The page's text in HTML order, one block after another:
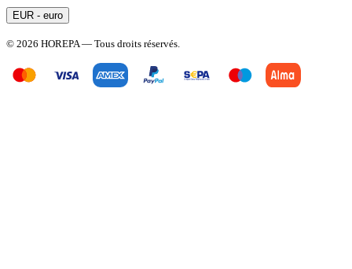
EUR - euro
© 2026 HOREPA — Tous droits réservés.